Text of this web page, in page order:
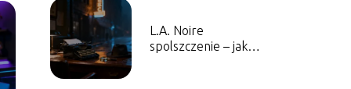
L.A. Noire
spolszczenie – jak